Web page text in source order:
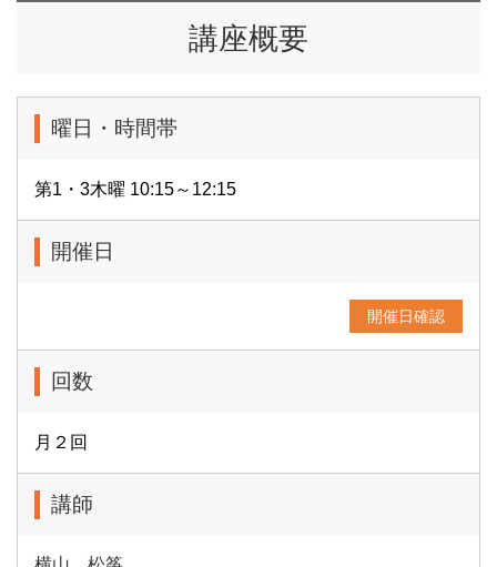
講座概要
曜日・時間帯
第1・3木曜 10:15～12:15
開催日
開催日確認
回数
月２回
講師